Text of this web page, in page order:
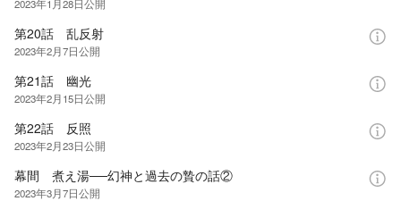
2023年1月28日公開
第20話 乱反射
2023年2月7日公開
第21話 幽光
2023年2月15日公開
第22話 反照
2023年2月23日公開
幕間 煮え湯──幻神と過去の贄の話②
2023年3月7日公開